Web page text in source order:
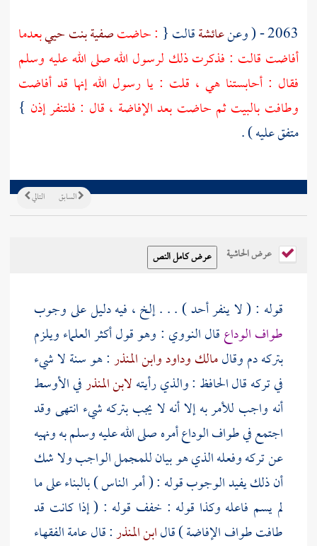
2063 - ( وعن
عائشةقالت { : حاضتصفية بنت حييبعدما
أفاضت قالت : فذكرت ذلك لرسول الله صلى الله عليه وسلم
فقال : أحابستنا هي ، قلت : يا رسول الله إنها قد أفاضت
وطافت بالبيتثم حاضت بعد الإفاضة ، قال : فلتنفر إذن }
متفق عليه ) .
التالي السابق
عرض الحاشية
قوله : ( لا ينفر أحد ) . . . إلخ ، فيه دليل على وجوب
طواف الوداعقالالنووي : وهو قول أكثر العلماء ويلزم
بتركه دم وقالمالكوداودوابن المنذر: هو سنة لا شيء
في تركه قالالحافظ : والذي رأيتهلابن المنذرفي الأوسط
أنه واجب للأمر به إلا أنه لا يجب بتركه شيء انتهى وقد
اجتمع في طواف الوداع أمره صلى الله عليه وسلم به ونهيه
عن تركه وفعله الذي هو بيان للمجمل الواجب ولا شك
أن ذلك يفيد الوجوب قوله : ( أمر الناس ) بالبناء على ما
لم يسم فاعله وكذا قوله : خفف قوله : ( إذا كانت قد
طافت طواف الإفاضة ) قالابن المنذر: قال عامة الفقهاء